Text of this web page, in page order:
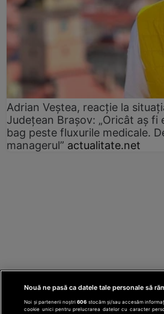
Adrian Veștea, reacție la
Județean Brașov: „Oricât aș fi
bag peste fluxurile medicale.
managerul” actualitate.net
Nouă ne pasă ca datele tale personale să
Noi și partenerii noștri606 stocăm și/sau accesăm
cookie unici pentru prelucrarea datelor cu caracter